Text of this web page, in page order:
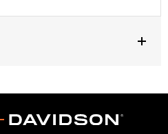
Warranty– Go to www.h-